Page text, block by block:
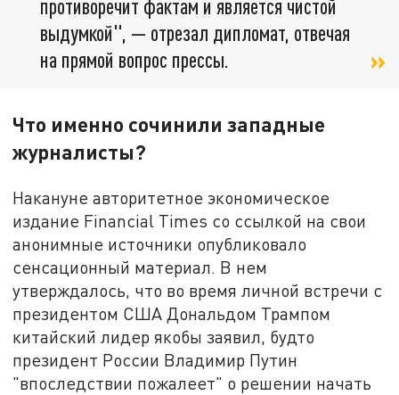
противоречит фактам и является чистой
выдумкой", — отрезал дипломат, отвечая
на прямой вопрос прессы.
Что именно сочинили западные
журналисты?
Накануне авторитетное экономическое
издание Financial Times со ссылкой на свои
анонимные источники опубликовало
сенсационный материал. В нем
утверждалось, что во время личной встречи с
президентом США Дональдом Трампом
китайский лидер якобы заявил, будто
президент России Владимир Путин
"впоследствии пожалеет" о решении начать